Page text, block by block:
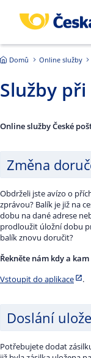
Domů Online služby
Služby
Online služby České
Změna
Obdrželi jste avízo o
zprávou? Balík je již na
dobu na dané adrese
prodloužit úložní dobu
balík znovu doručit?
Řekněte nám kdy a
Vstoupit do aplikace
.
Doslání
Potřebujete dodat